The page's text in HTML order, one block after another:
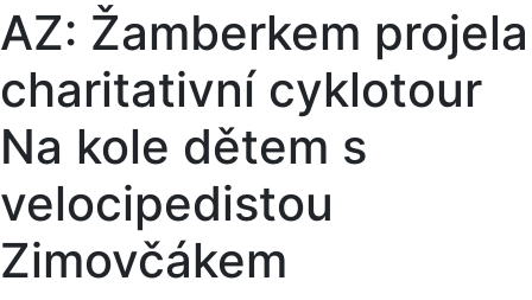
AZ: Žamberkem projela
charitativní cyklotour
Na kole dětem s
velocipedistou
Zimovčákem